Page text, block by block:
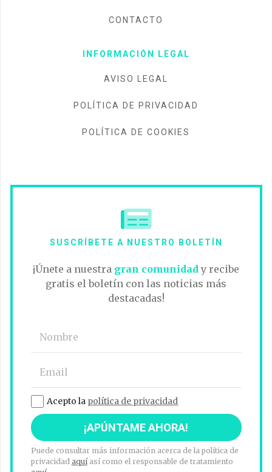
CONTACTO
INFORMACIÓN LEGAL
AVISO LEGAL
POLÍTICA DE PRIVACIDAD
POLÍTICA DE COOKIES
SUSCRÍBETE A NUESTRO BOLETÍN
¡Únete a nuestra gran comunidad y recibe
gratis el boletín con las noticias más
destacadas!
Acepto la política de privacidad
Puede consultar más información acerca de la política de
privacidad aquíasí como el responsable de tratamiento